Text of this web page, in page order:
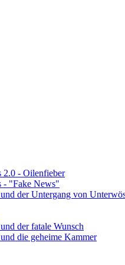
2.0 - Oilenfieber
- "Fake News"
der Untergang von
der fatale Wunsch
die geheime Kammer